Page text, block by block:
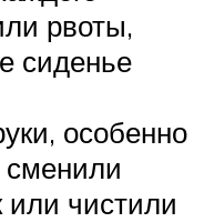
рвоты,
сиденье
особенно
сменили
или чистили